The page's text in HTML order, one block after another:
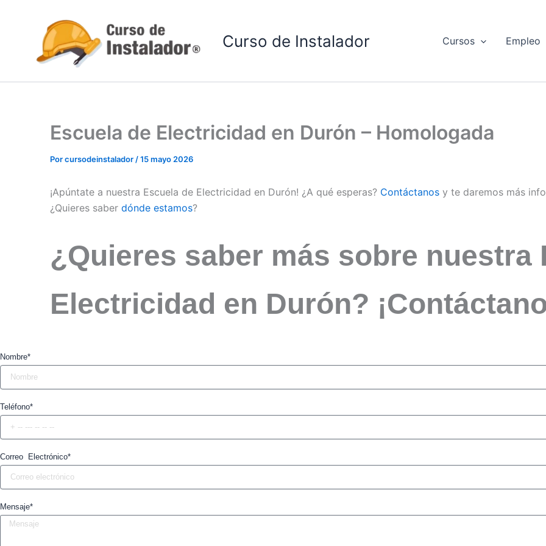
contenido
Curso de Instalador Cursos Empleo
Escuela de Electricidad en Durón – Homologada
Porcursodeinstalador/15 mayo 2026
¡Apúntate a nuestra Escuela de Electricidad en Durón! ¿A qué esperas? Contáctanos y te daremos más
¿Quieres saber dónde estamos?
¿Quieres saber más sobre nuestra
Electricidad en Durón?
Nombre*
Teléfono*
Correo Electrónico*
Mensaje*